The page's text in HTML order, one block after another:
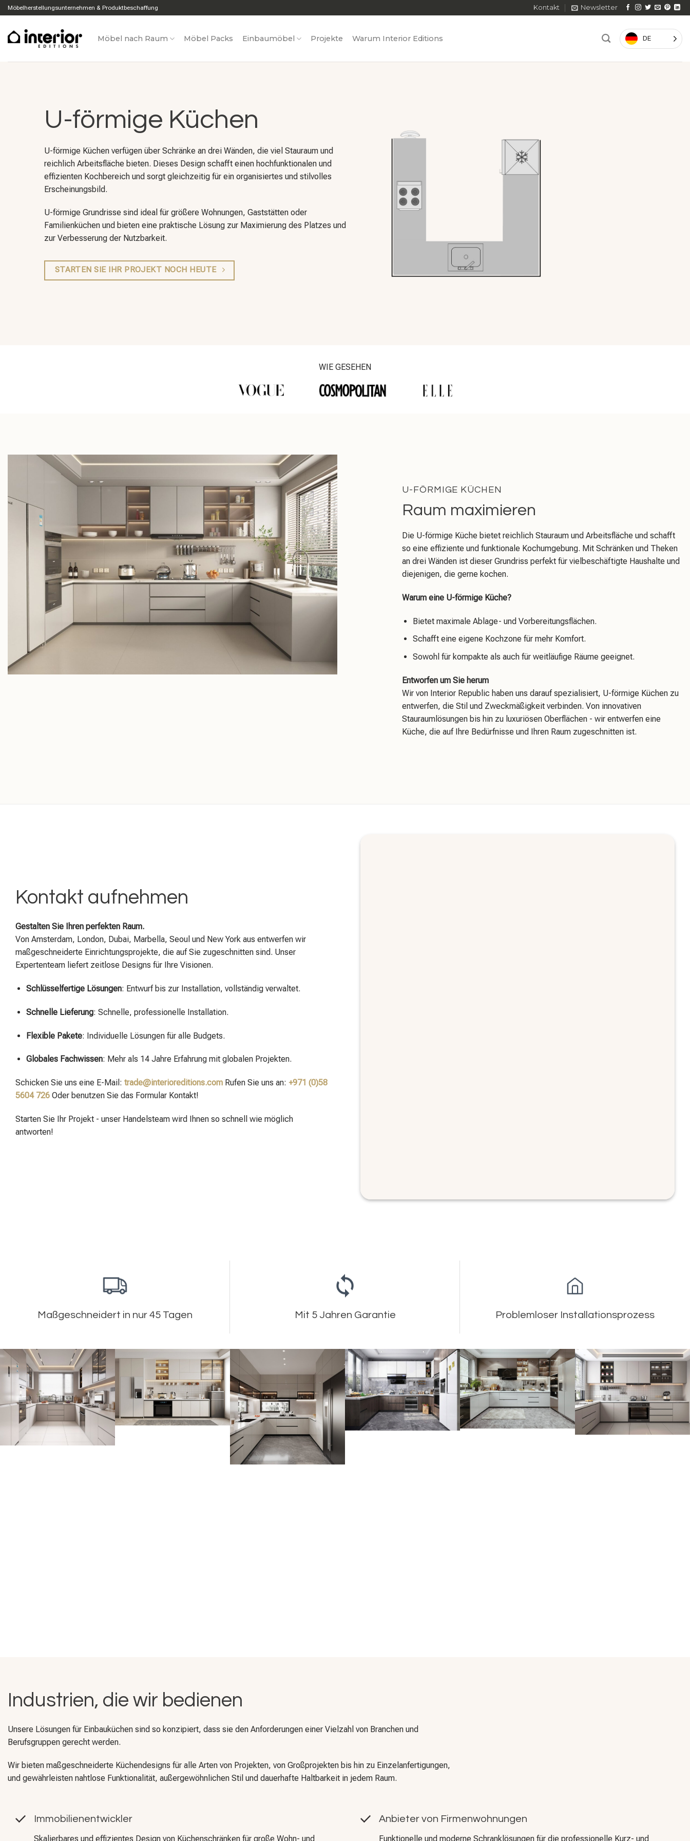
Zum
springen
Möbelherstellungsunternehmen & Produktbeschaffung Kontakt Newsletter
Möbel nach Raum Möbel Packs Einbaumöbel Projekte Warum Interior Editions DE
U-förmige Küchen
U-förmige Küchen verfügen über Schränke an drei Wänden, die viel Stauraum und
reichlich Arbeitsfläche bieten. Dieses Design schafft einen hochfunktionalen und
effizienten Kochbereich und sorgt gleichzeitig für ein organisiertes und stilvolles
Erscheinungsbild.
U-förmige Grundrisse sind ideal für größere Wohnungen, Gaststätten oder
Familienküchen und bieten eine praktische Lösung zur Maximierung des Platzes und
zur Verbesserung der Nutzbarkeit.
STARTEN SIE IHR PROJEKT NOCH HEUTE
WIE GESEHEN
U-FÖRMIGE KÜCHEN
Raum maximieren
Die U-förmige Küche bietet reichlich Stauraum und Arbeitsfläche und schafft
so eine effiziente und funktionale Kochumgebung. Mit Schränken und Theken
an drei Wänden ist dieser Grundriss perfekt für vielbeschäftigte Haushalte und
diejenigen, die gerne kochen.
Warum eine U-förmige Küche?
Bietet maximale Ablage- und Vorbereitungsflächen.
Schafft eine eigene Kochzone für mehr Komfort.
Sowohl für kompakte als auch für weitläufige Räume geeignet.
Entworfen um Sie herum
Wir von Interior Republic haben uns darauf spezialisiert, U-förmige Küchen zu
entwerfen, die Stil und Zweckmäßigkeit verbinden. Von innovativen
Stauraumlösungen bis hin zu luxuriösen Oberflächen - wir entwerfen eine
Küche, die auf Ihre Bedürfnisse und Ihren Raum zugeschnitten ist.
Kontakt aufnehmen
Gestalten Sie Ihren perfekten Raum.
Von Amsterdam, London, Dubai, Marbella, Seoul und New York aus entwerfen wir
maßgeschneiderte Einrichtungsprojekte, die auf Sie zugeschnitten sind. Unser
Expertenteam liefert zeitlose Designs für Ihre Visionen.
Schlüsselfertige Lösungen: Entwurf bis zur Installation, vollständig verwaltet.
Schnelle Lieferung: Schnelle, professionelle Installation.
Flexible Pakete: Individuelle Lösungen für alle Budgets.
Globales Fachwissen: Mehr als 14 Jahre Erfahrung mit globalen Projekten.
Schicken Sie uns eine E-Mail: trade@interioreditions.com Rufen Sie uns an: +971 (0)58
5604 726 Oder benutzen Sie das Formular Kontakt!
Starten Sie Ihr Projekt - unser Handelsteam wird Ihnen so schnell wie möglich
antworten!
Maßgeschneidert in nur 45 Tagen Mit 5 Jahren Garantie Problemloser Installationsprozess
Industrien, die wir bedienen
Unsere Lösungen für Einbauküchen sind so konzipiert, dass sie den Anforderungen einer Vielzahl von Branchen und
Berufsgruppen gerecht werden.
Wir bieten maßgeschneiderte Küchendesigns für alle Arten von Projekten, von Großprojekten bis hin zu Einzelanfertigungen,
und gewährleisten nahtlose Funktionalität, außergewöhnlichen Stil und dauerhafte Haltbarkeit in jedem Raum.
Immobilienentwickler
Skalierbares und effizientes Design von Küchenschränken für große Wohn- und
Anbieter von Firmenwohnungen
Funktionelle und moderne Schranklösungen für die professionelle Kurz- und